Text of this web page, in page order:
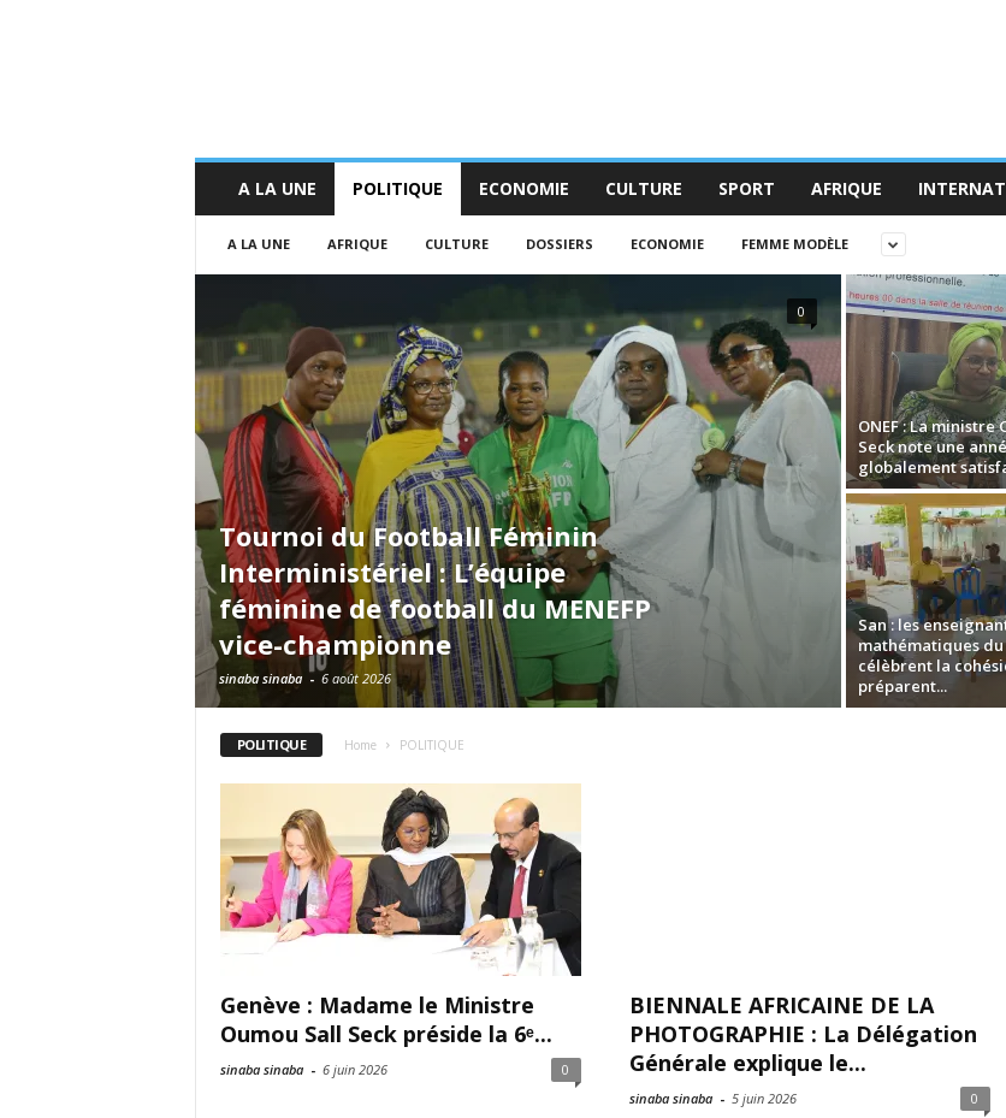
A LA UNE POLITIQUE ECONOMIE CULTURE SPORT AFRIQUE
A LA UNE AFRIQUE CULTURE DOSSIERS ECONOMIE FEMME MODÈLE
Tournoi du Football Féminin
Interministériel : L’équipe
féminine de football du MENEFP
vice-championne
sinaba sinaba - 6 août 2026
0
ONEF : La ministre
Seck note une
globalement
San : les
mathématiques du
célèbrent la
préparent...
POLITIQUE Home POLITIQUE
Genève : Madame le Ministre
Oumou Sall Seck préside la 6ᵉ...
sinaba sinaba - 6 juin 2026 0
BIENNALE AFRICAINE DE LA
PHOTOGRAPHIE : La Délégation
Générale explique le...
sinaba sinaba - 5 juin 2026 0